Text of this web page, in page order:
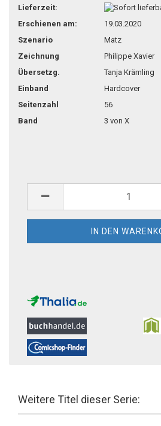
Lieferzeit:
Erschienen am:
19.03.2020
Szenario
Matz
Zeichnung
Philippe Xavier
Übersetzg.
Tanja Krämling
Einband
Hardcover
Seitenzahl
56
Band
3 von X
Weitere Titel dieser Serie: